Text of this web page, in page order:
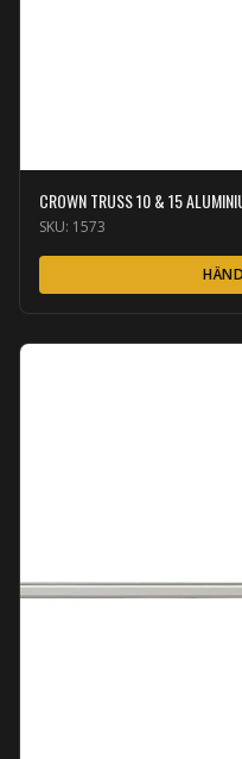
CROWN TRUSS 10 & 15
SKU: 1573